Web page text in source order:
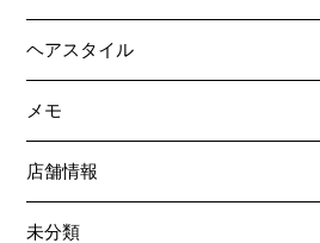
ヘアスタイル
メモ
店舗情報
未分類